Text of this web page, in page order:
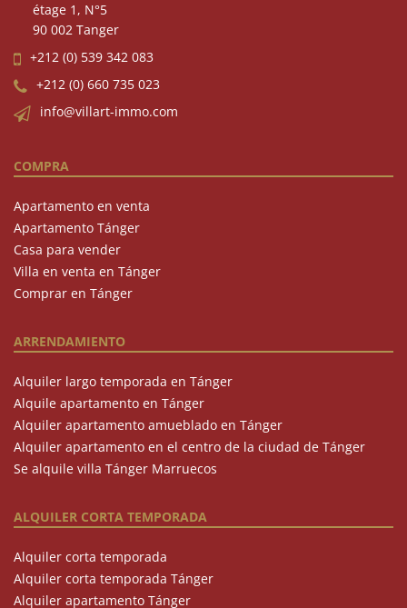
étage 1, N°5
90 002 Tanger
+212 (0) 539 342 083
+212 (0) 660 735 023
info@villart-immo.com
COMPRA
Apartamento en venta
Apartamento Tánger
Casa para vender
Villa en venta en Tánger
Comprar en Tánger
ARRENDAMIENTO
Alquiler largo temporada en Tánger
Alquile apartamento en Tánger
Alquiler apartamento amueblado en Tánger
Alquiler apartamento en el centro de la ciudad de Tánger
Se alquile villa Tánger Marruecos
ALQUILER CORTA TEMPORADA
Alquiler corta temporada
Alquiler corta temporada Tánger
Alquiler apartamento Tánger